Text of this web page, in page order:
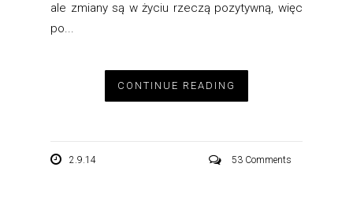
ale zmiany są w życiu rzeczą pozytywną, więc
po...
CONTINUE READING
2.9.14 53 Comments